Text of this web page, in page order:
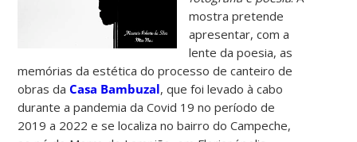
mostra pretende
apresentar, com a
lente da poesia, as
memórias da estética do processo de canteiro de
obras daCasa Bambuzal, que foi levado à cabo
durante a pandemia da Covid 19 no período de
2019 a 2022 e se localiza no bairro do Campeche,